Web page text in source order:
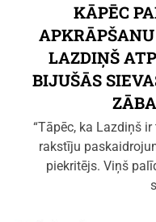
KĀPĒC
LAZDIŅŠ
BIJUŠĀS
“Tāpēc, ka Lazdiņš
rakstīju
piekritējs. Viņš